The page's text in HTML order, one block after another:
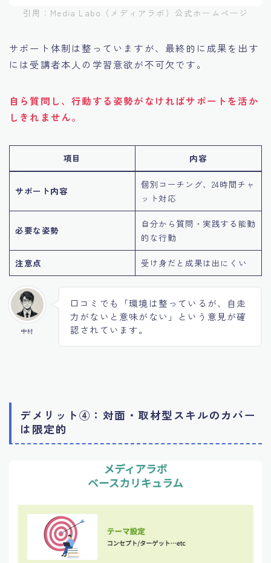
引用：Media Labo（メディアラボ）公式ホームページ
サポート体制は整っていますが、最終的に成果を出す
には受講者本人の学習意欲が不可欠です。
自ら質問し、行動する姿勢がなければサポートを活か
しきれません。
項目 内容
サポート内容
個別コーチング、24時間チャ
ット対応
必要な姿勢
自分から質問・実践する能動
的な行動
注意点 受け身だと成果は出にくい
中村
口コミでも「環境は整っているが、自走
力がないと意味がない」という意見が確
認されています。
デメリット④：対面・取材型スキルのカバー
は限定的